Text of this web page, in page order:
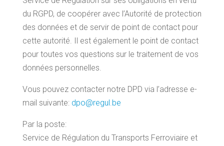
du RGPD, de coopérer avec l’Autorité de protection
des données et de servir de point de contact pour
cette autorité. Il est également le point de contact
pour toutes vos questions sur le traitement de vos
données personnelles.
Vous pouvez contacter notre DPD via l’adresse e-
mail suivante: dpo@regul.be
Par la poste:
Service de Régulation du Transports Ferroviaire et